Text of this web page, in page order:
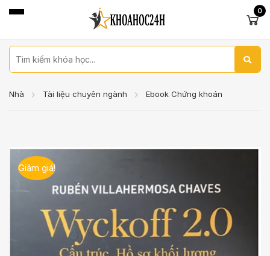
0
Nhà Tài liệu chuyên ngành Ebook Chứng khoán
Giảm giá!